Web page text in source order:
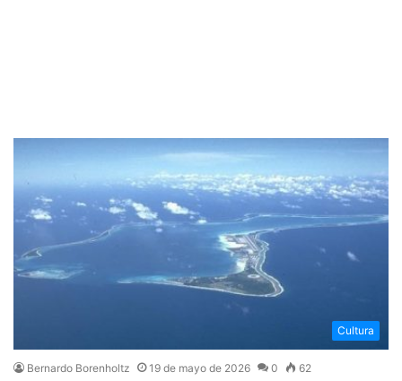
Cultura
Bernardo Borenholtz 19 de mayo de 2026 0 62